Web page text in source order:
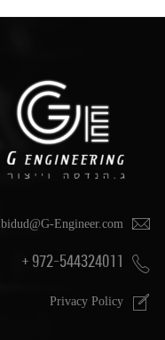
bidud@G-Engineer.com
972-544324011 +
Privacy Policy